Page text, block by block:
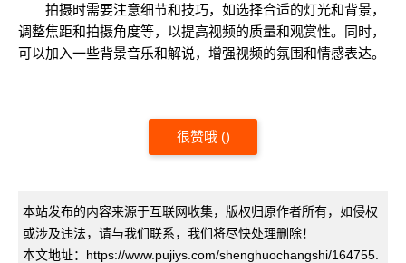
拍摄时需要注意细节和技巧，如选择合适的灯光和背景，
调整焦距和拍摄角度等，以提高视频的质量和观赏性。同时，
可以加入一些背景音乐和解说，增强视频的氛围和情感表达。
很赞哦 ()
本站发布的内容来源于互联网收集，版权归原作者所有，如侵权
或涉及违法，请与我们联系，我们将尽快处理删除！
本文地址：https://www.pujiys.com/shenghuochangshi/164755.